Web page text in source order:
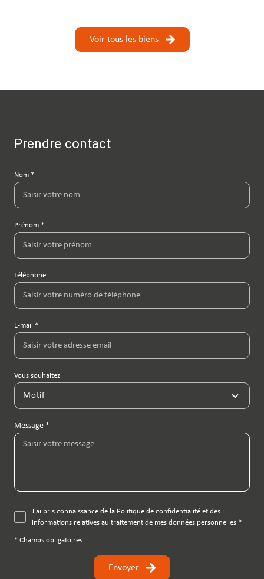
Voir tous les biens
Prendre contact
Nom *
Prénom *
Téléphone
E-mail *
Vous souhaitez
Motif
Message *
J'ai pris connaissance de la Politique de confidentialité et des
informations relatives au traitement de mes données personnelles *
* Champs obligatoires
Envoyer